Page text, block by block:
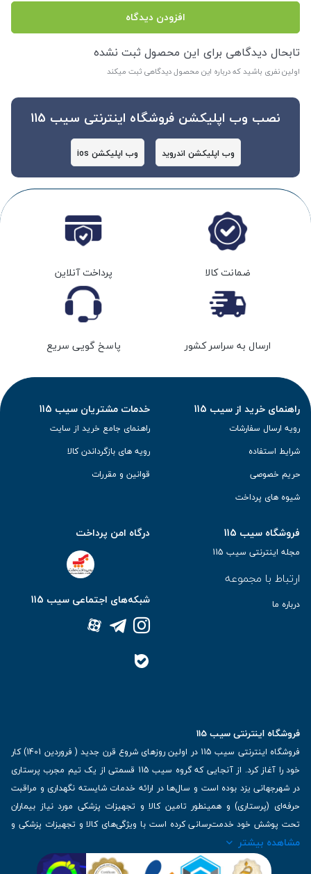
افزودن دیدگاه
تابحال دیدگاهی برای این محصول ثبت نشده
اولین نفری باشید که درباره این محصول دیدگاهی ثبت میکند
نصب وب اپلیکشن فروشگاه اینترنتی سیب 115
وب اپلیکشن اندروید وب اپلیکشن ios
ضمانت کالا پرداخت آنلاین
ارسال به سراسر کشور پاسخ گویی سریع
راهنمای خرید از سیب 115
رویه ارسال سفارشات
شرایط استفاده
حریم خصوصی
شیوه های پرداخت
خدمات مشتریان سیب 115
راهنمای جامع خرید از سایت
رویه های بازگرداندن کالا
قوانین و مقررات
فروشگاه سیب 115
مجله اینترنتی سیب 115
ارتباط با مجموعه
درباره ما
درگاه امن پرداخت
شبکه‌های اجتماعی سیب 115
فروشگاه اینترنتی سیب 115
فروشگاه اینترنتی سیب 115 در اولین روزهای شروع قرن جدید ( فروردین 1401) کار
خود را آغاز کرد. از آنجایی که گروه سیب 115 قسمتی از یک تیم مجرب پرستاری
در شهرجهانی یزد بوده است و سال‌ها در ارائه خدمات شایسته نگهداری و مراقبت
حرفه‌ای (پرستاری) و همینطور تامین کالا و تجهیزات پزشکی مورد نیاز بیماران
تحت پوشش خود خدمت‌رسانی کرده است با ویژگی‌های کالا و تجهیزات پزشکی و
برترین برندهای موجود در بازار اطلاعات بسیار ارزشمندی را دارا می‌باشد
مشاهده بیشتر